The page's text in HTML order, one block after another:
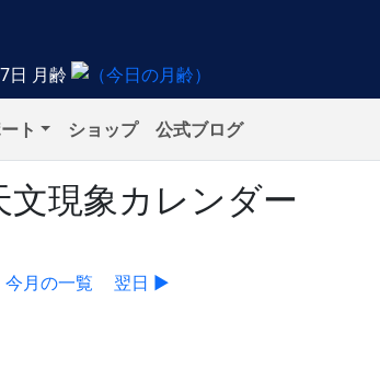
日 月齢
ト ショップ 公式ブログ
現象カレンダー
今月の一覧 翌日 ▶